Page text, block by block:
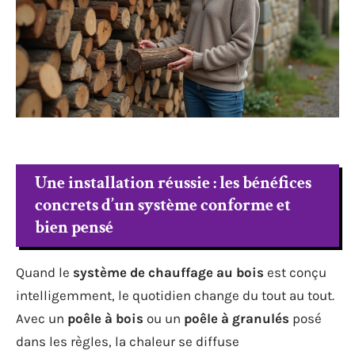
Une installation réussie : les bénéfices
concrets d’un système conforme et
bien pensé
Quand le système de chauffage au bois est conçu
intelligemment, le quotidien change du tout au tout.
Avec un poêle à bois ou un poêle à granulés posé
dans les règles, la chaleur se diffuse